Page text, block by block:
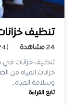
تنظيف
24مشاهدة
(8/20/2024)
تنظيف خزانات في
خزانات المياه من
وسلامة المياه…
تابع القراءة